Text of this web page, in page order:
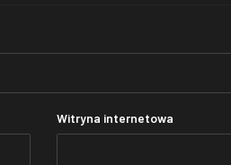
Witryna internetowa